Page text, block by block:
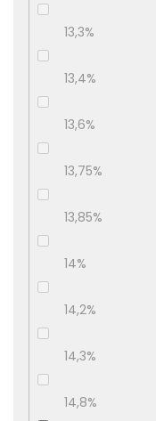
13,3%
13,4%
13,6%
13,75%
13,85%
14%
14,2%
14,3%
14,8%